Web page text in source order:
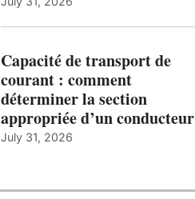
Capacité de transport de
courant : comment
déterminer la section
appropriée d’un conducteur
July 31, 2026